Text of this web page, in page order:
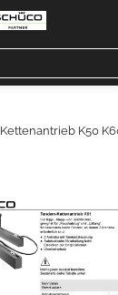
Kettenantrieb K50